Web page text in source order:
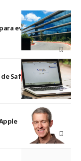
evitar fugas en
Safari